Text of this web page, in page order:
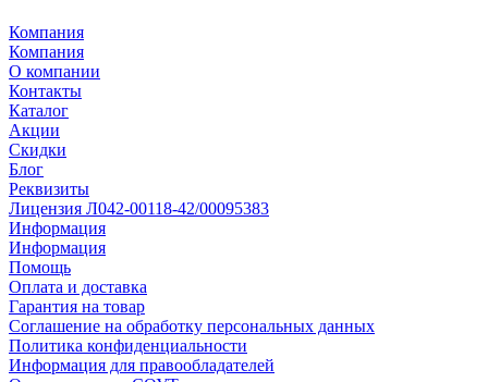
Компания
Компания
О компании
Контакты
Каталог
Акции
Скидки
Блог
Реквизиты
Лицензия Л042-00118-42/00095383
Информация
Информация
Помощь
Оплата и доставка
Гарантия на товар
Соглашение на обработку персональных данных
Политика конфиденциальности
Информация для правообладателей